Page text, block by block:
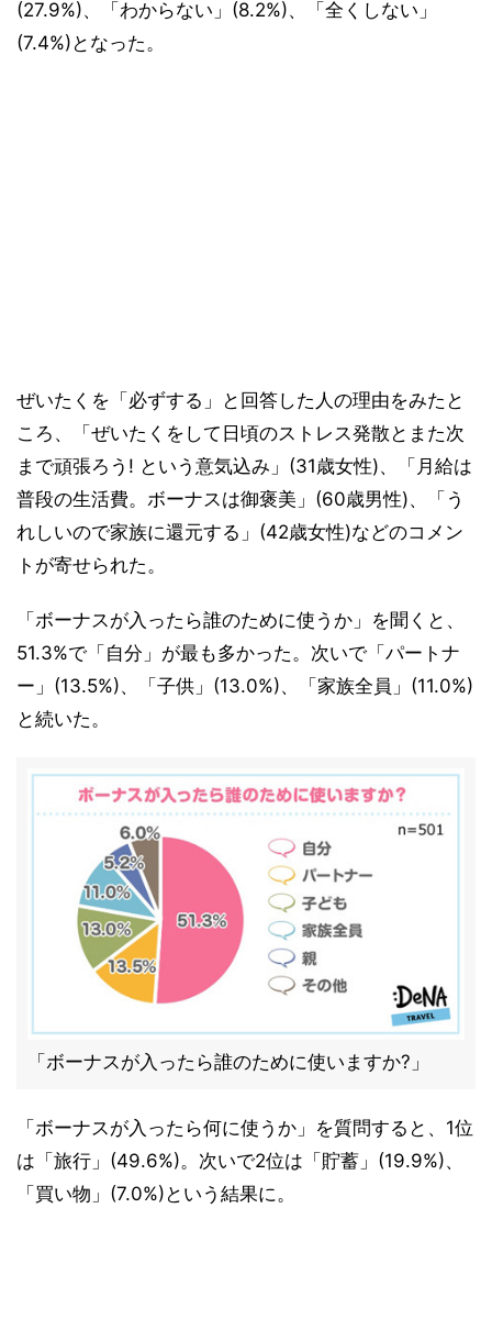
(27.9%)、「わからない」(8.2%)、「全くしない」
(7.4%)となった。
ぜいたくを「必ずする」と回答した人の理由をみたと
ころ、「ぜいたくをして日頃のストレス発散とまた次
まで頑張ろう! という意気込み」(31歳女性)、「月給は
普段の生活費。ボーナスは御褒美」(60歳男性)、「う
れしいので家族に還元する」(42歳女性)などのコメン
トが寄せられた。
「ボーナスが入ったら誰のために使うか」を聞くと、
51.3%で「自分」が最も多かった。次いで「パートナ
ー」(13.5%)、「子供」(13.0%)、「家族全員」(11.0%)
と続いた。
「ボーナスが入ったら誰のために使いますか?」
「ボーナスが入ったら何に使うか」を質問すると、1位
は「旅行」(49.6%)。次いで2位は「貯蓄」(19.9%)、
「買い物」(7.0%)という結果に。